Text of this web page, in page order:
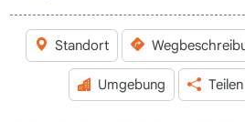
Standort
Umgebung Teilen